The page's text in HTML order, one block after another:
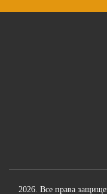
2026. Все права